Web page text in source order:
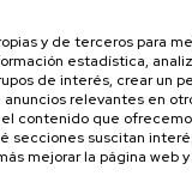
...
DESDE 10 €
Últimas
plazas
Gratuito
Fecha
pasada
Lista
de
espera
Plazo
de
matrícula
finalizado
y de terceros para
estadística,
de interés, crear un
relevantes en
contenido que
secciones suscitan
mejorar la página web y